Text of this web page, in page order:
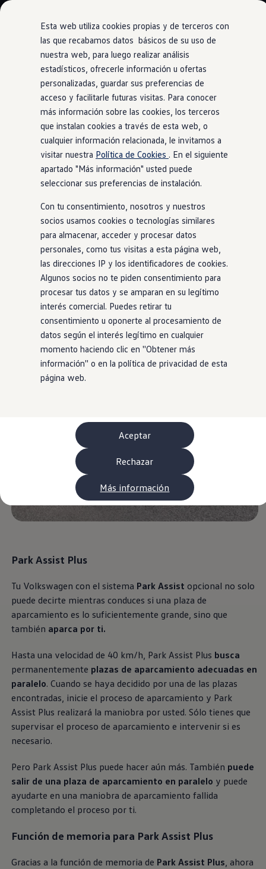
Esta web utiliza cookies propias y de terceros con
las que recabamos datos básicos de su uso de
nuestra web, para luego realizar análisis
estadísticos, ofrecerle información u ofertas
personalizadas, guardar sus preferencias de
acceso y facilitarle futuras visitas. Para conocer
más información sobre las cookies, los terceros
que instalan cookies a través de esta web, o
cualquier información relacionada, le invitamos a
visitar nuestra Política de Cookies . En el siguiente
apartado "Más información" usted puede
seleccionar sus preferencias de instalación.
Con tu consentimiento, nosotros y nuestros
socios usamos cookies o tecnologías similares
para almacenar, acceder y procesar datos
personales, como tus visitas a esta página web,
las direcciones IP y los identificadores de cookies.
Algunos socios no te piden consentimiento para
procesar tus datos y se amparan en su legítimo
interés comercial. Puedes retirar tu
consentimiento u oponerte al procesamiento de
datos según el interés legítimo en cualquier
momento haciendo clic en ''Obtener más
información'' o en la política de privacidad de esta
página web.
Aceptar
Rechazar
Más información
Ir
directamente
al contenido
Ir
directamente
al pie de
página
Nuevo ID. Polo: El eléctrico para todos
Nuevo ID. Cross 100% eléctrico
Modelos 7 plazas
Descubre el nuevo Golf GTI 50 Aniversario
Gama Deportiva
Gama SUV de Volkswagen
Ofertas y promociones
Precios Especiales
Renueva tu Volkswagen
Trae un amigo a Volkswagen Canarias
Financiación Volkswagen
Volkswagen Flex & Serenity
Renting
Vehículos de ocasión
Concursos Volkswagen
Clientes
Buscador de Concesionarios
Atención al cliente
Accesorios
Guía de mantenimiento
Información Útil
Viajar en coche
WLTP
Aceite y líquidos
EA189
Etiquetado de neumáticos UE - Volkswagen
Reciclaje Volkswagen Canarias
Servicios de mantenimiento
Garantía Volkswagen
Homologaciones y certificados de conformidad
Información sobre el apagón de redes 2G-3G
Recambios
Recambios reconstruidos
Neumáticos
Modelos antiguos
Servicio para vehículos eléctricos
myVolkswagen
Ayuda con aplicaciones y servicios digitales
Navigation Map Update
Extras digitales
Actualizaciones del software, los mapas y las
Buscar servicios para tu modelo
Conectar el móvil con el vehículo
Movilidad Eléctrica
Vehículos híbridos enchufables
Todo sobre ID.
Cambiando a la movilidad eléctrica
Actualización de Software ID.
Carga y autonomía
¿Cuántos kilómetros puedo recorrer?
Cómo recargar
Cargador ID.
Instalación Punto de Carga Coche Eléctrico en
Tecnología y desarrollo
Reutilización de las baterias
El sonido del ID.
Plan Auto+ en Canarias
Mundo Volkswagen
Volkswagen Canarias
Club Fidelización
Sala de Prensa
Patrocinios
Blog
Asistente Park Assist parking
Conduce bien yaparca
solo
Park Assist Plus
Tu Volkswagen con el sistema Park Assist opcional no solo
puede decirte mientras conduces si una plaza de
aparcamiento es lo suficientemente grande, sino que
también aparca por ti.
Hasta una velocidad de 40 km/h, Park Assist Plus busca
permanentemente plazas de aparcamiento adecuadas en
paralelo. Cuando se haya decidido por una de las plazas
encontradas, inicie el proceso de aparcamiento y Park
Assist Plus realizará la maniobra por usted. Sólo tienes que
supervisar el proceso de aparcamiento e intervenir si es
necesario.
Pero Park Assist Plus puede hacer aún más. También puede
salir de una plaza de aparcamiento en paralelo y puede
ayudarte en una maniobra de aparcamiento fallida
completando el proceso por ti.
Función de memoria para Park Assist Plus
Gracias a la función de memoria de Park Assist Plus , ahora